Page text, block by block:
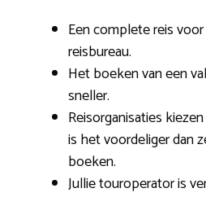
Een complete reis voor
reisbureau.
Het boeken van een
sneller.
Reisorganisaties
is het voordeliger dan
boeken.
Jullie touroperator is